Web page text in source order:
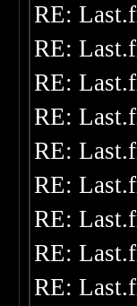
RE:
RE:
RE:
RE:
RE:
RE:
RE:
RE:
RE: